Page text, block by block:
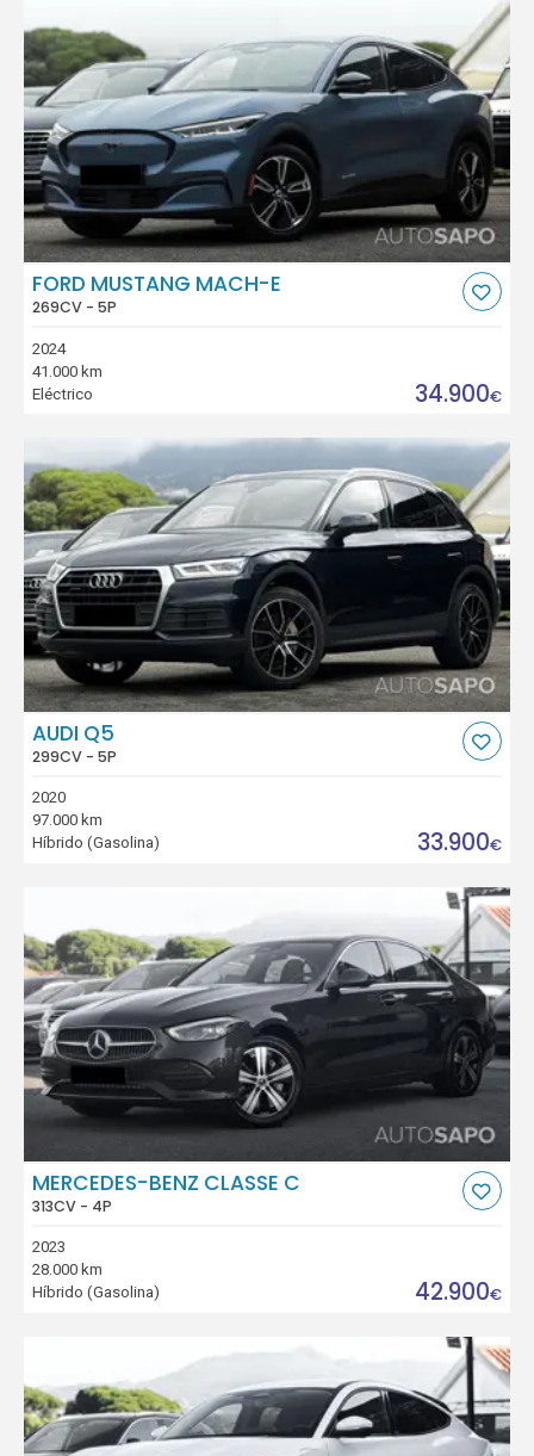
FORD MUSTANG MACH-E
269CV - 5P
2024
41.000 km
Eléctrico
34.900€
AUDI Q5
299CV - 5P
2020
97.000 km
Híbrido (Gasolina)
33.900€
MERCEDES-BENZ CLASSE C
313CV - 4P
2023
28.000 km
Híbrido (Gasolina)
42.900€